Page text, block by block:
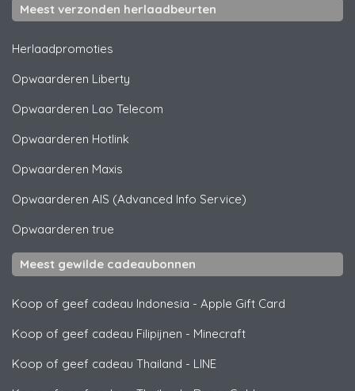
Meest verzonden herlaadbeurten
Herlaadpromoties
Opwaarderen Liberty
Opwaarderen Lao Telecom
Opwaarderen Hotlink
Opwaarderen Maxis
Opwaarderen AIS (Advanced Info Service)
Opwaarderen true
Meest gewilde cadeaubonnen
Koop of geef cadeau Indonesia - Apple Gift Card
Koop of geef cadeau Filipijnen - Minecraft
Koop of geef cadeau Thailand - LINE